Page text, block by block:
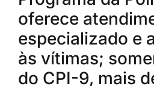
oferece
especializado e
às vítimas;
do CPI-9, mais